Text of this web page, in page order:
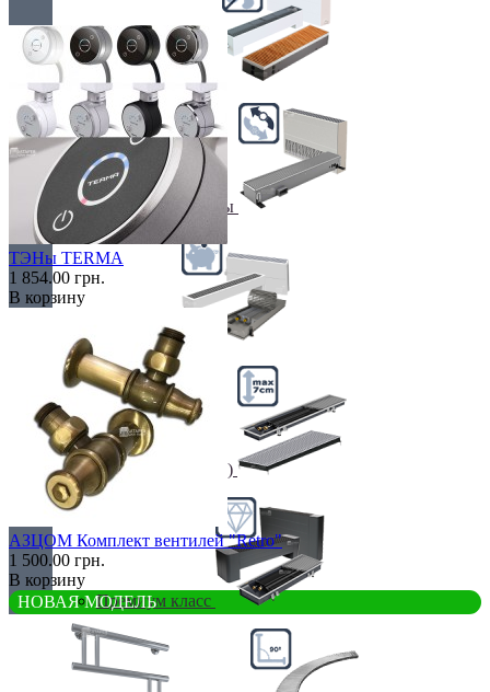
Без вентилятора
Климаконвекторы
Недорогие
Низкие (до 70 мм)
Премиум класс
ТЭНы TERMA
1 854.00 грн.
В корзину
АЗЦОМ Комплект вентилей "Retro"
1 500.00 грн.
В корзину
НОВАЯ МОДЕЛЬ